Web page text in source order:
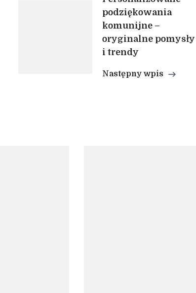
podziękowania
komunijne –
oryginalne pomysły
i trendy
Następny wpis